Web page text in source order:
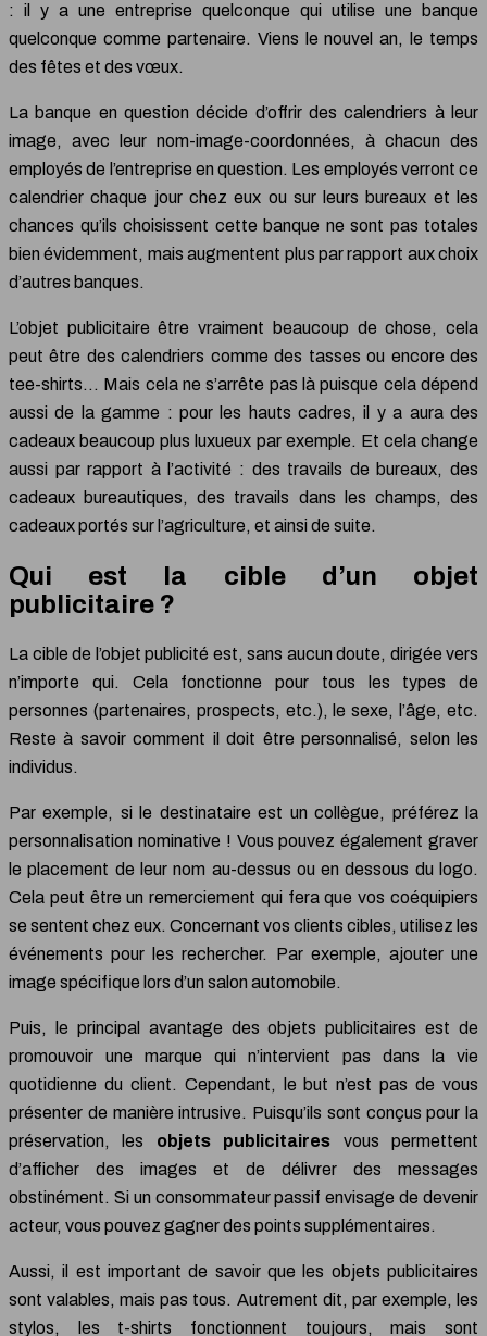
: il y a une entreprise quelconque qui utilise une banque
quelconque comme partenaire. Viens le nouvel an, le temps
des fêtes et des vœux.
La banque en question décide d’offrir des calendriers à leur
image, avec leur nom-image-coordonnées, à chacun des
employés de l’entreprise en question. Les employés verront ce
calendrier chaque jour chez eux ou sur leurs bureaux et les
chances qu’ils choisissent cette banque ne sont pas totales
bien évidemment, mais augmentent plus par rapport aux choix
d’autres banques.
L’objet publicitaire être vraiment beaucoup de chose, cela
peut être des calendriers comme des tasses ou encore des
tee-shirts… Mais cela ne s’arrête pas là puisque cela dépend
aussi de la gamme : pour les hauts cadres, il y a aura des
cadeaux beaucoup plus luxueux par exemple. Et cela change
aussi par rapport à l’activité : des travails de bureaux, des
cadeaux bureautiques, des travails dans les champs, des
cadeaux portés sur l’agriculture, et ainsi de suite.
Qui est la cible d’un objet
publicitaire ?
La cible de l’objet publicité est, sans aucun doute, dirigée vers
n’importe qui. Cela fonctionne pour tous les types de
personnes (partenaires, prospects, etc.), le sexe, l’âge, etc.
Reste à savoir comment il doit être personnalisé, selon les
individus.
Par exemple, si le destinataire est un collègue, préférez la
personnalisation nominative ! Vous pouvez également graver
le placement de leur nom au-dessus ou en dessous du logo.
Cela peut être un remerciement qui fera que vos coéquipiers
se sentent chez eux. Concernant vos clients cibles, utilisez les
événements pour les rechercher. Par exemple, ajouter une
image spécifique lors d’un salon automobile.
Puis, le principal avantage des objets publicitaires est de
promouvoir une marque qui n’intervient pas dans la vie
quotidienne du client. Cependant, le but n’est pas de vous
présenter de manière intrusive. Puisqu’ils sont conçus pour la
préservation, les objets publicitaires vous permettent
d’afficher des images et de délivrer des messages
obstinément. Si un consommateur passif envisage de devenir
acteur, vous pouvez gagner des points supplémentaires.
Aussi, il est important de savoir que les objets publicitaires
sont valables, mais pas tous. Autrement dit, par exemple, les
stylos, les t-shirts fonctionnent toujours, mais sont